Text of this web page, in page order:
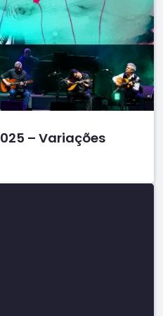
– Variações